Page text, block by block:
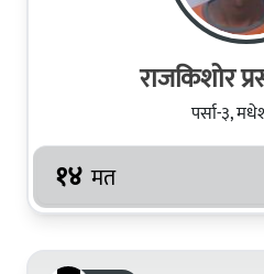
राजकिशोर
पर्सा-३,
१४ मत